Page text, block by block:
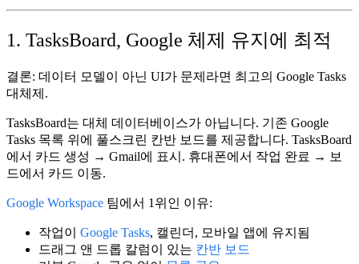
1. TasksBoard, Google 체제 유지에 최적
결론: 데이터 모델이 아닌 UI가 문제라면 최고의 Google Tasks
대체제 .
TasksBoard는 대체 데이터베이스가 아닙니다. 기존 Google
Tasks 목록 위에 풀스크린 칸반 보드를 제공합니다. TasksBoard
에서 카드 생성 → Gmail에 표시. 휴대폰에서 작업 완료 → 보
드에서 카드 이동.
Google Workspace 팀에서 1위인 이유:
작업이 Google Tasks, 캘린더, 모바일 앱에 유지됨
드래그 앤 드롭 칼럼이 있는 칸반 보드